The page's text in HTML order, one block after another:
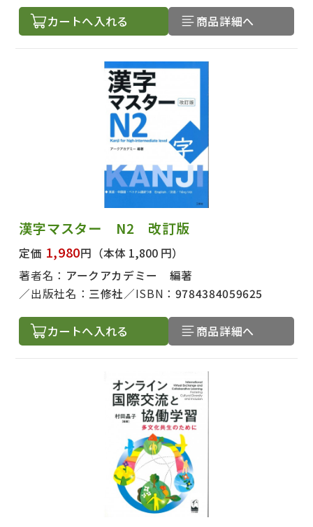
出版社名で絞り込む
著者名で絞り込む
絞り込む
カートへ入れる 商品詳細へ
漢字マスター N2 改訂版
定価 1,980円 （本体 1,800 円）
著者名： アークアカデミー 編著
出版社名： 三修社 ISBN： 9784384059625
カートへ入れる 商品詳細へ